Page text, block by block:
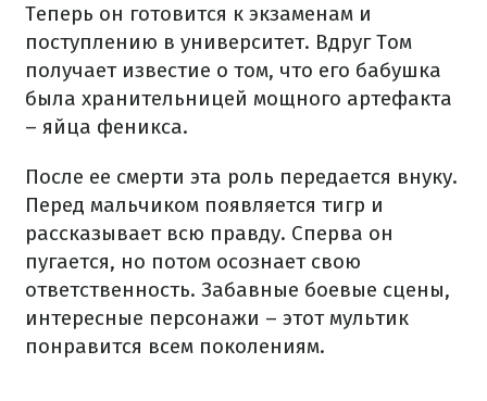
Теперь он готовится к экзаменам и
поступлению в университет. Вдруг Том
получает известие о том, что его бабушка
была хранительницей мощного артефакта
– яйца феникса.
После ее смерти эта роль передается внуку.
Перед мальчиком появляется тигр и
рассказывает всю правду. Сперва он
пугается, но потом осознает свою
ответственность. Забавные боевые сцены,
интересные персонажи – этот мультик
понравится всем поколениям.